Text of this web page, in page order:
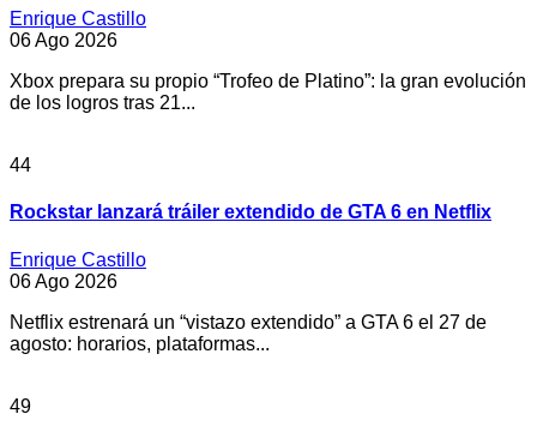
Enrique Castillo
06 Ago 2026
Xbox prepara su propio “Trofeo de Platino”: la gran evolución
de los logros tras 21...
44
Rockstar lanzará tráiler extendido de GTA 6 en Netflix
Enrique Castillo
06 Ago 2026
Netflix estrenará un “vistazo extendido” a GTA 6 el 27 de
agosto: horarios, plataformas...
49